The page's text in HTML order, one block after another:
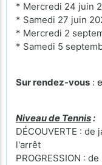
* Mercredi 24 juin
* Samedi 27 juin
* Mercredi 2
* Samedi 5
Sur rendez-vous :
Niveau de Tennis:
DÉCOUVERTE :
l'arrêt
PROGRESSION :